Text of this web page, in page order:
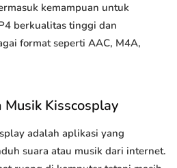
kemampuan untuk
berkualitas tinggi dan
format seperti AAC, M4A,
Musik Kisscosplay
adalah aplikasi yang
suara atau musik dari internet.